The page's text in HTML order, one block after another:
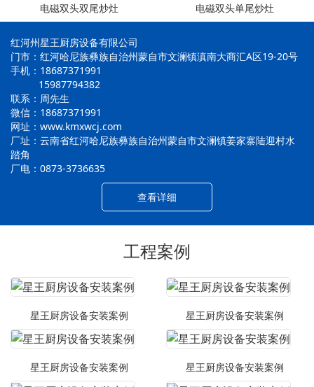
电磁双头双尾炒灶 电磁双头单尾炒灶
红河州星王厨房设备有限公司
门市：红河哈尼族彝族自治州蒙自市文澜镇滇南大商汇A区19-20号
手机：18687371991
15987794382
联系：周先生
微信：18687371991
网址：www.kmxwcj.com
厂址：云南省红河哈尼族彝族自治州蒙自市文澜镇姜家寨陆迎村水
踏角
厂电：0873-3736635
查看详细
工程案例
星王厨房设备安装案例 星王厨房设备安装案例
星王厨房设备安装案例 星王厨房设备安装案例